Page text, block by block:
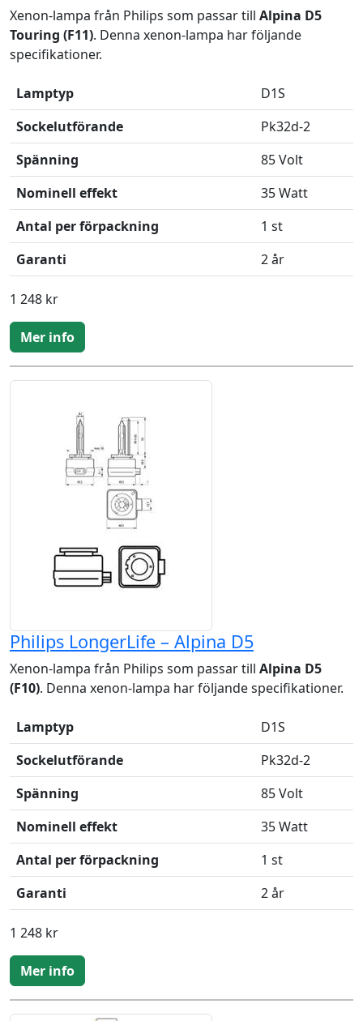
Xenon-lampa från Philips som passar till Alpina D5
Touring (F11). Denna xenon-lampa har följande
specifikationer.
Lamptyp
D1S
Sockelutförande
Pk32d-2
Spänning
85 Volt
Nominell effekt
35 Watt
Antal per förpackning
1 st
Garanti
2 år
1 248 kr
Mer info
Philips LongerLife – Alpina D5
Xenon-lampa från Philips som passar till Alpina D5
(F10). Denna xenon-lampa har följande specifikationer.
Lamptyp
D1S
Sockelutförande
Pk32d-2
Spänning
85 Volt
Nominell effekt
35 Watt
Antal per förpackning
1 st
Garanti
2 år
1 248 kr
Mer info